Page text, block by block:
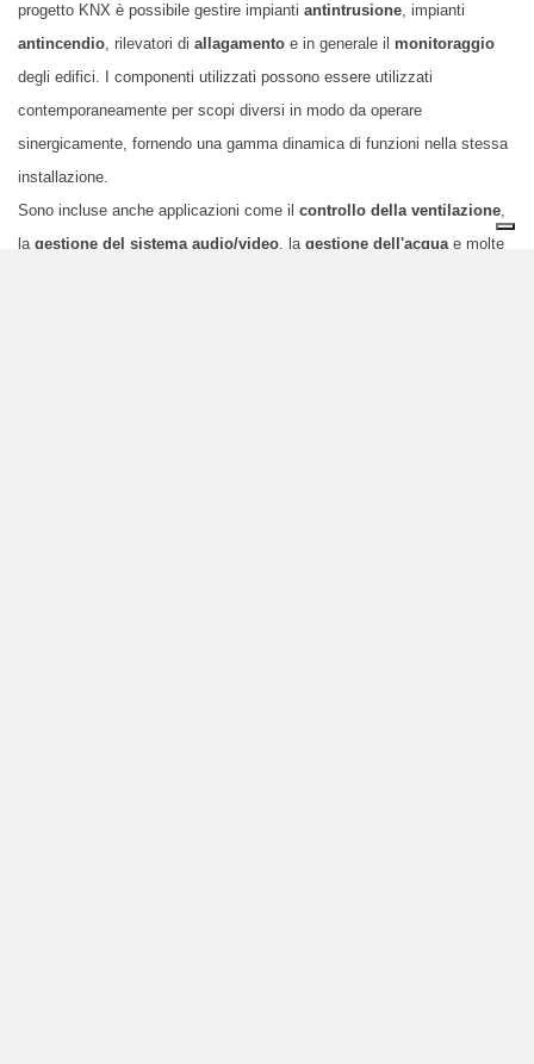
progetto KNX è possibile gestire impianti antintrusione, impianti
antincendio, rilevatori di allagamento e in generale il monitoraggio
degli edifici. I componenti utilizzati possono essere utilizzati
contemporaneamente per scopi diversi in modo da operare
sinergicamente, fornendo una gamma dinamica di funzioni nella stessa
installazione.
Sono incluse anche applicazioni come il controllo della ventilazione,
la gestione del sistema audio/video, la gestione dell'acqua e molte